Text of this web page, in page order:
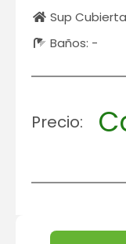
Sup
Baños: -
Precio: